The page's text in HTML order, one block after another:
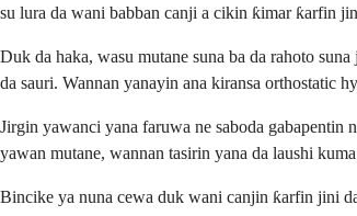
su lura da wani babban canji a cikin ƙimar ƙarfin
Duk da haka, wasu mutane suna ba da rahoto
da sauri. Wannan yanayin ana kiransa orthostatic
Jirgin yawanci yana faruwa ne saboda
yawan mutane, wannan tasirin yana da laushi
Bincike ya nuna cewa duk wani canjin ƙarfin jini